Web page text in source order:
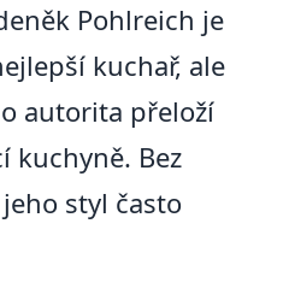
Pohlreich je
kuchař, ale
autorita přeloží
kuchyně. Bez
styl často